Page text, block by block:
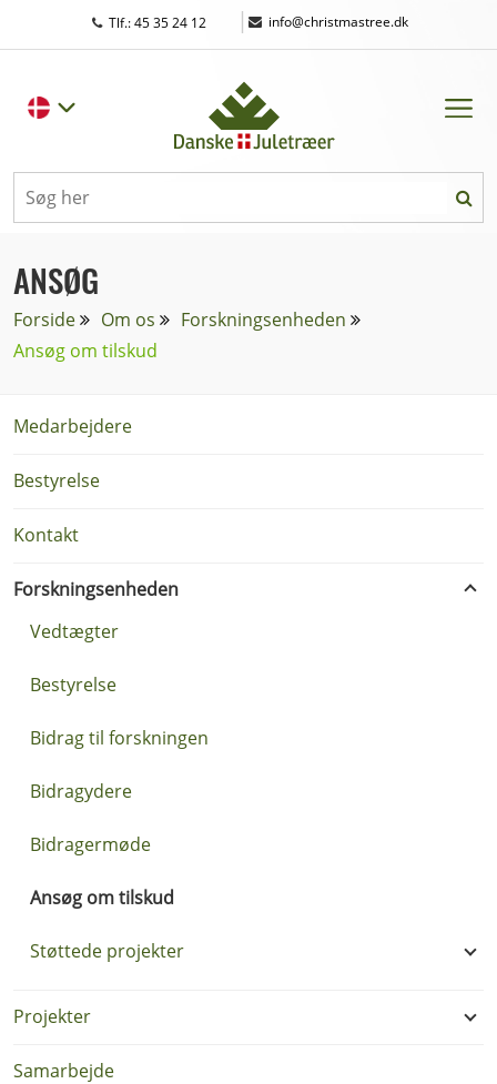
Tlf.: 45 35 24 12 | info@christmastree.dk
ANSØG
Forside Om os
Forskningsenheden
Ansøg om tilskud
Medarbejdere
Bestyrelse
Kontakt
Forskningsenheden
Vedtægter
Bestyrelse
Bidrag til forskningen
Bidragydere
Bidragermøde
Ansøg om tilskud
Støttede projekter
Projekter
Samarbejde